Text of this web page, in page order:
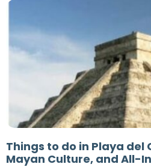
Things to do in Playa del
Mayan Culture, and All-